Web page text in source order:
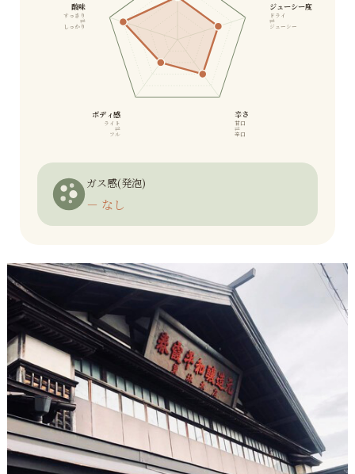
ジューシー度
ドライ
⇄
ジューシー
辛さ
甘口
⇄
辛口
ボディ感
ライト
⇄
フル
酸味
すっきり
⇄
しっかり
ガス感(発泡)
－ なし